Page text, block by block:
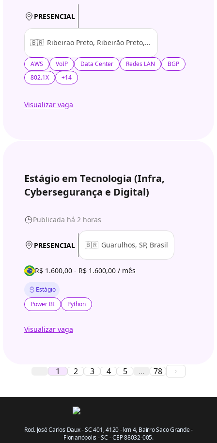
PRESENCIAL
🇧🇷 Ribeirao Preto, Ribeirão Preto, SP, Brasil
AWS VoIP Data Center Redes LAN
BGP
802.1X
+14
Visualizar vaga
Estágio em Tecnologia (Infra,
Cybersegurança e Digital)
Publicada há 2 horas
PRESENCIAL 🇧🇷 Guarulhos, SP, Brasil
R$ 1.600,00 - R$ 1.600,00 / mês
Estágio
Power BI
Python
Visualizar vaga
1 2 3 4 5 ... 78
Rod. José Carlos Daux - SC 401, 4120 - km 4, Bairro Saco Grande -
Florianópolis - SC - CEP 88032-005.